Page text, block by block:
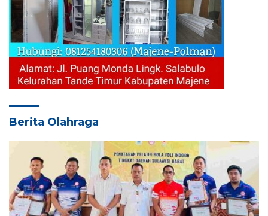
Berita Olahraga